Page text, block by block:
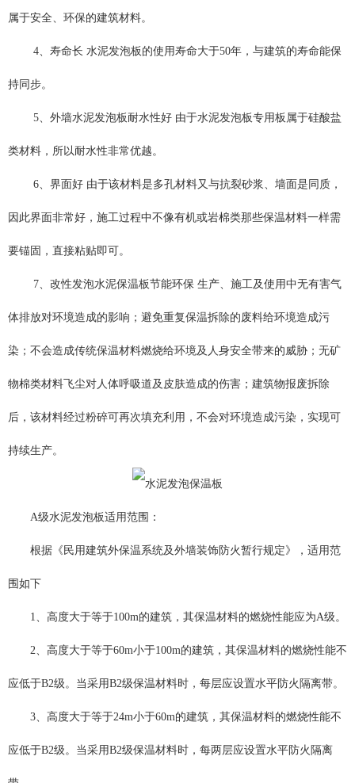
属于安全、环保的建筑材料。
4、寿命长 水泥发泡板的使用寿命大于50年，与建筑的寿命能保
持同步。
5、外墙水泥发泡板耐水性好 由于水泥发泡板专用板属于硅酸盐
类材料，所以耐水性非常优越。
6、界面好 由于该材料是多孔材料又与抗裂砂浆 、墙面是同质，
因此界面非常好，施工过程中不像有机或岩棉类那些保温材料一样需
要锚固，直接粘贴即可。
7、改性发泡水泥保温板节能环保 生产、施工及使用中无有害气
体排放对环境造成的影响；避免重复保温拆除的废料给环境造成污
染；不会造成传统保温材料燃烧给环境及人身安全带来的威胁；无矿
物棉类材料飞尘对人体呼吸道及皮肤造成的伤害；建筑物报废拆除
后，该材料经过粉碎可再次填充利用，不会对环境造成污染，实现可
持续生产。
A级水泥发泡板适用范围：
根据《民用建筑外保温系统及外墙装饰防火暂行规定》，适用范
围如下
1、高度大于等于100m的建筑，其保温材料的燃烧性能应为A级。
2、高度大于等于60m小于100m的建筑，其保温材料的燃烧性能不
应低于B2级。当采用B2级保温材料时，每层应设置水平防火隔离带。
3、高度大于等于24m小于60m的建筑，其保温材料的燃烧性能不
应低于B2级。当采用B2级保温材料时，每两层应设置水平防火隔离